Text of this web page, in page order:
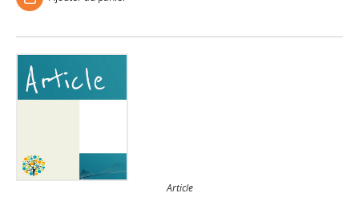
Article